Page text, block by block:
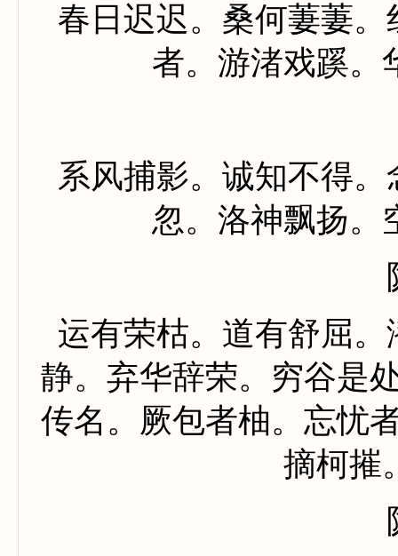
春日迟迟。桑何萋萋
者。游渚戏蹊。
系风捕影。诚知不得
忽。洛神飘扬。
运有荣枯。道有舒屈
静。弃华辞荣。穷谷是
传名。厥包者柚。忘忧
摘柯摧